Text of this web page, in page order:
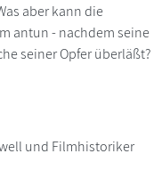
aber kann die
antun - nachdem seine
seiner Opfer überläßt?
und Filmhistoriker